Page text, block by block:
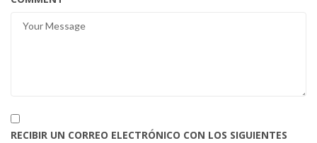
RECIBIR UN CORREO ELECTRÓNICO CON LOS SIGUIENTES